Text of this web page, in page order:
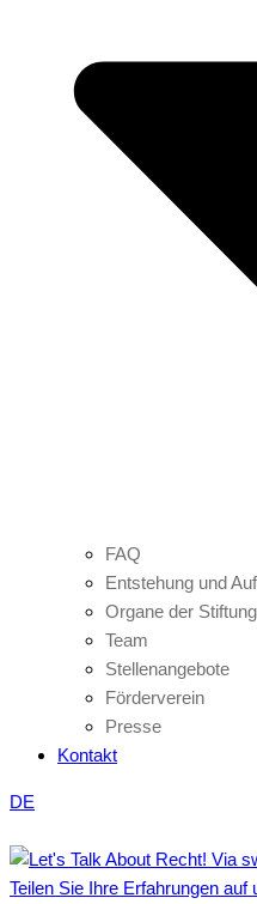
FAQ
Entstehung und
Organe der Stiftung
Team
Stellenangebote
Förderverein
Presse
Kontakt
DE
Teilen Sie Ihre Erfahrungen